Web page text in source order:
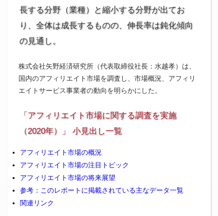
長する分野（業種）と縮小する分野が出てお
り、全体は成長するものの、伸長率は鈍化傾向
の見通し。
株式会社矢野経済研究所（代表取締役社長：水越孝）は、
国内のアフィリエイト市場を調査し、市場概況、アフィリ
エイトサービス事業者の動向を明らかにした。
「アフィリエイト市場に関する調査を実施
（2020年）」 小見出し一覧
アフィリエイト市場の概況
アフィリエイト市場の注目トピック
アフィリエイト市場の将来展望
参考：このレポートに掲載されている主なデータ一覧
関連リンク